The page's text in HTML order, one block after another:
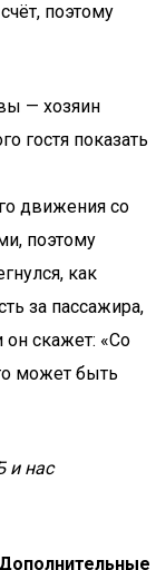
поэтому
— хозяин
гостя показать
движения со
поэтому
как
за пассажира,
скажет: «Со
может быть
и нас
Дополнительные